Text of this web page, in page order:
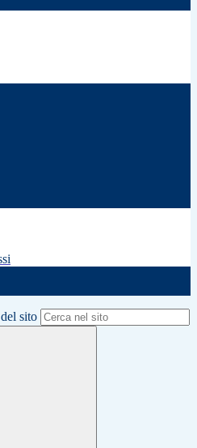
sito